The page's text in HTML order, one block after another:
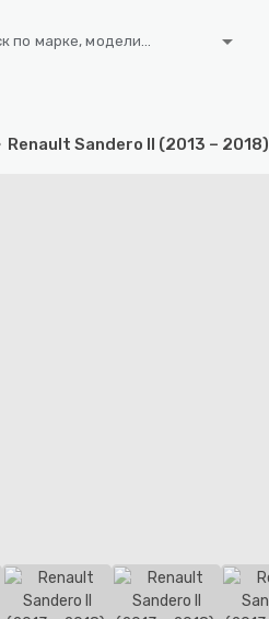
по марке, модели... arrow_drop_down
Renault Sandero II (2013 – 2018)